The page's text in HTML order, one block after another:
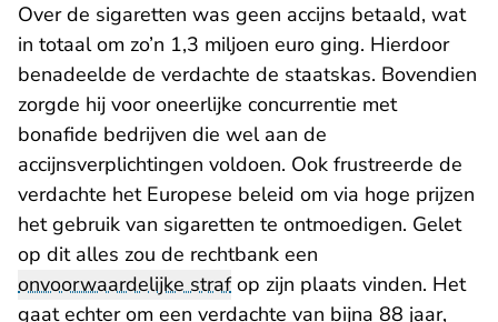
Over de sigaretten was geen accijns betaald, wat
in totaal om zo’n 1,3 miljoen euro ging. Hierdoor
benadeelde de verdachte de staatskas. Bovendien
zorgde hij voor oneerlijke concurrentie met
bonafide bedrijven die wel aan de
accijnsverplichtingen voldoen. Ook frustreerde de
verdachte het Europese beleid om via hoge prijzen
het gebruik van sigaretten te ontmoedigen. Gelet
op dit alles zou de rechtbank een
onvoorwaardelijke strafop zijn plaats vinden. Het
gaat echter om een verdachte van bijna 88 jaar,